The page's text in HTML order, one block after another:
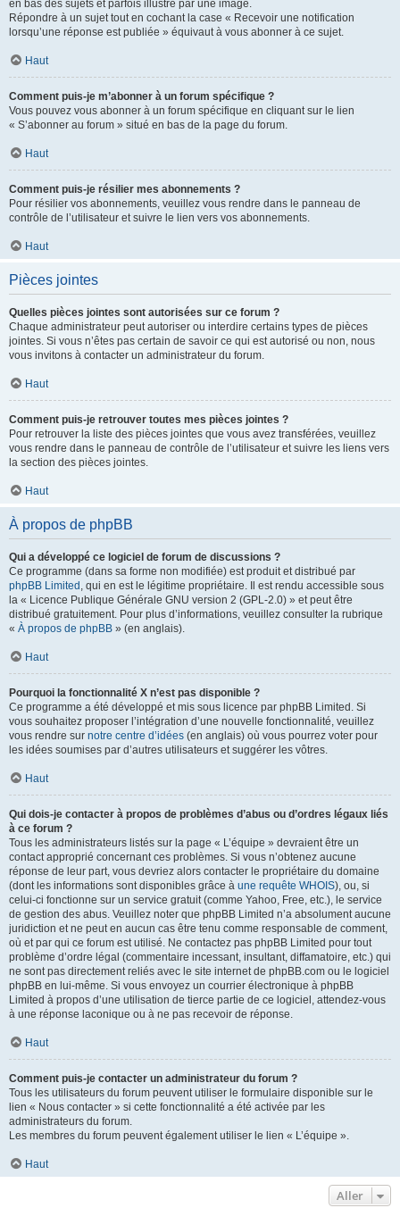
en bas des sujets et parfois illustré par une image.
Répondre à un sujet tout en cochant la case « Recevoir une notification
lorsqu’une réponse est publiée » équivaut à vous abonner à ce sujet.
Haut
Comment puis-je m’abonner à un forum spécifique ?
Vous pouvez vous abonner à un forum spécifique en cliquant sur le lien
« S’abonner au forum » situé en bas de la page du forum.
Haut
Comment puis-je résilier mes abonnements ?
Pour résilier vos abonnements, veuillez vous rendre dans le panneau de
contrôle de l’utilisateur et suivre le lien vers vos abonnements.
Haut
Pièces jointes
Quelles pièces jointes sont autorisées sur ce forum ?
Chaque administrateur peut autoriser ou interdire certains types de pièces
jointes. Si vous n’êtes pas certain de savoir ce qui est autorisé ou non, nous
vous invitons à contacter un administrateur du forum.
Haut
Comment puis-je retrouver toutes mes pièces jointes ?
Pour retrouver la liste des pièces jointes que vous avez transférées, veuillez
vous rendre dans le panneau de contrôle de l’utilisateur et suivre les liens vers
la section des pièces jointes.
Haut
À propos de phpBB
Qui a développé ce logiciel de forum de discussions ?
Ce programme (dans sa forme non modifiée) est produit et distribué par
phpBB Limited , qui en est le légitime propriétaire. Il est rendu accessible sous
la « Licence Publique Générale GNU version 2 (GPL-2.0) » et peut être
distribué gratuitement. Pour plus d’informations, veuillez consulter la rubrique
« À propos de phpBB » (en anglais).
Haut
Pourquoi la fonctionnalité X n’est pas disponible ?
Ce programme a été développé et mis sous licence par phpBB Limited. Si
vous souhaitez proposer l’intégration d’une nouvelle fonctionnalité, veuillez
vous rendre sur notre centre d’idées (en anglais) où vous pourrez voter pour
les idées soumises par d’autres utilisateurs et suggérer les vôtres.
Haut
Qui dois-je contacter à propos de problèmes d’abus ou d’ordres légaux liés
à ce forum ?
Tous les administrateurs listés sur la page « L’équipe » devraient être un
contact approprié concernant ces problèmes. Si vous n’obtenez aucune
réponse de leur part, vous devriez alors contacter le propriétaire du domaine
(dont les informations sont disponibles grâce à une requête WHOIS), ou, si
celui-ci fonctionne sur un service gratuit (comme Yahoo, Free, etc.), le service
de gestion des abus. Veuillez noter que phpBB Limited n’a absolument aucune
juridiction et ne peut en aucun cas être tenu comme responsable de comment,
où et par qui ce forum est utilisé. Ne contactez pas phpBB Limited pour tout
problème d’ordre légal (commentaire incessant, insultant, diffamatoire, etc.) qui
ne sont pas directement reliés avec le site internet de phpBB.com ou le logiciel
phpBB en lui-même. Si vous envoyez un courrier électronique à phpBB
Limited à propos d’une utilisation de tierce partie de ce logiciel, attendez-vous
à une réponse laconique ou à ne pas recevoir de réponse.
Haut
Comment puis-je contacter un administrateur du forum ?
Tous les utilisateurs du forum peuvent utiliser le formulaire disponible sur le
lien « Nous contacter » si cette fonctionnalité a été activée par les
administrateurs du forum.
Les membres du forum peuvent également utiliser le lien « L’équipe ».
Haut
Aller